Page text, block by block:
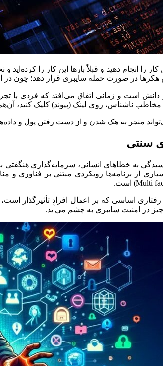
کار را انجام دهید و قبلاً بارها این کار را
در صورت حمله سایبری قرار دهد؛ چون در
دانش است و زمانی اتفاق می‌افتد که فردی با
ناشناس، روی لینک (پیوند) کلیک کنید،
منجر به هک شدن و از دست رفتن پول و
سنتی
به خطاهای انسانی، سرمایه‌گذاری هنگفتی بر
از برنامه‌ها رویکردی مبتنی بر فناوری
رفتاری اساسی که بر اعمال افراد تأثیرگذار
در امنیت سایبری به چشم می‌آید.